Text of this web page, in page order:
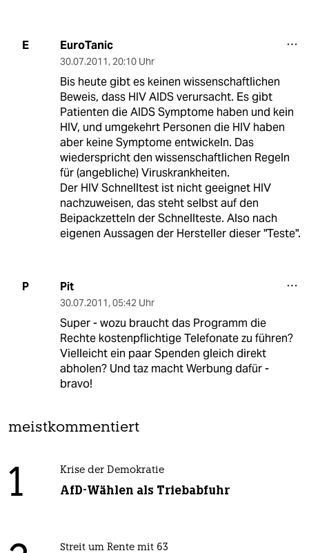
E EuroTanic
30.07.2011, 20:10 Uhr
Bis heute gibt es keinen wissenschaftlichen
Beweis, dass HIV AIDS verursacht. Es gibt
Patienten die AIDS Symptome haben und kein
HIV, und umgekehrt Personen die HIV haben
aber keine Symptome entwickeln. Das
wiederspricht den wissenschaftlichen Regeln
für (angebliche) Viruskrankheiten.
Der HIV Schnelltest ist nicht geeignet HIV
nachzuweisen, das steht selbst auf den
Beipackzetteln der Schnellteste. Also nach
eigenen Aussagen der Hersteller dieser "Teste".
P Pit
30.07.2011, 05:42 Uhr
Super - wozu braucht das Programm die
Rechte kostenpflichtige Telefonate zu führen?
Vielleicht ein paar Spenden gleich direkt
abholen? Und taz macht Werbung dafür -
bravo!
meistkommentiert
1 Krise der Demokratie
AfD-Wählen als Triebabfuhr
Streit um Rente mit 63